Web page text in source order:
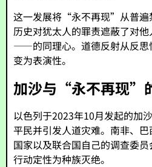
这一发展将“永不再现”从普遍
历史对犹太人的罪责遮蔽了对
——的同理心。道德反射从反思
变为表演性。
加沙与“永不再现”
以色列于2023年10月发起的加
平民并引发人道灾难。南非、
国家以及联合国自己的调查委
行动定性为种族灭绝。